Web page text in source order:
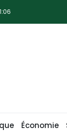
Économie